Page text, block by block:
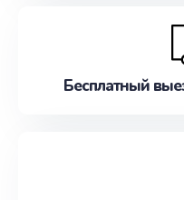
Бесплатный